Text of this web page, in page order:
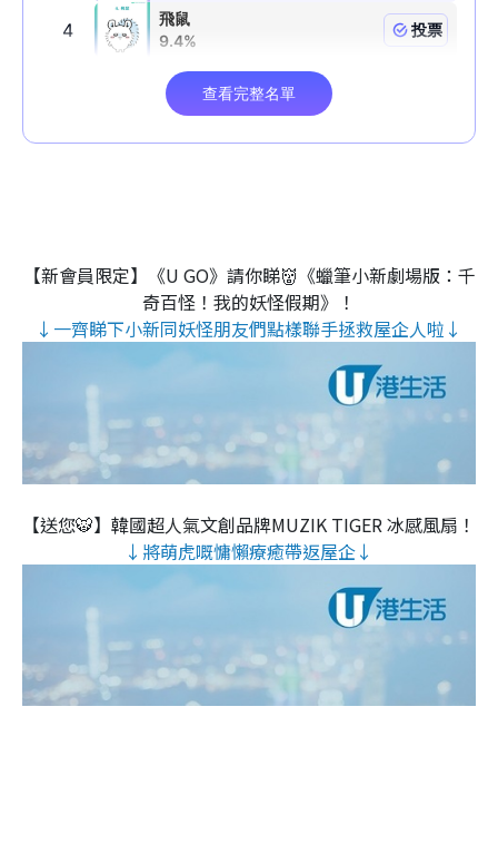
【新會員限定】《U GO》請你睇👹《蠟筆小新劇場版：千
奇百怪！我的妖怪假期》！
↓一齊睇下小新同妖怪朋友們點樣聯手拯救屋企人啦↓
【送您🐯】韓國超人氣文創品牌MUZIK TIGER 冰感風扇！
↓將萌虎嘅慵懶療癒帶返屋企↓